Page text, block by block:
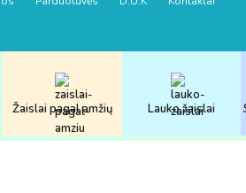
Žaislai pagal amžių Lauko žaislai